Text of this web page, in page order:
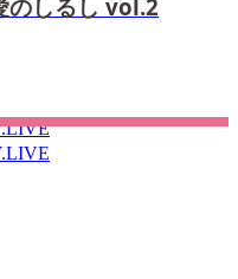
のしるし vol.2